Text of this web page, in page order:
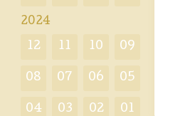
2024
12 11 10 09
08 07 06 05
04 03 02 01